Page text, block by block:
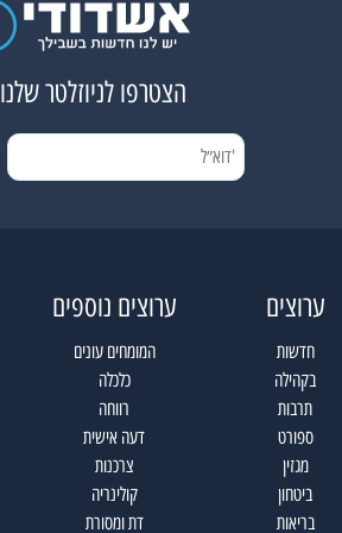
הצטרפו לניוזלטר שלנו
ערוצים
חדשות
בקהילה
תרבות
ספורט
מגזין
ביטחון
בריאות
ערוצים נוספים
המומחים עונים
כלכלה
רווחה
דעה אישית
צרכנות
קולינריה
דת ומסורת